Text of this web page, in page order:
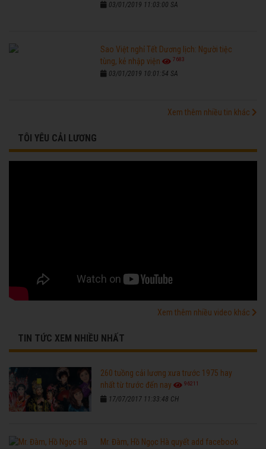
03/01/2019 11:03:00 SA
Sao Việt nghỉ Tết Dương lịch: Người tiệc
tùng, kẻ nhập viện
7683
03/01/2019 10:01:54 SA
Xem thêm nhiều tin khác
TÔI YÊU CẢI LƯƠNG
Xem thêm nhiều video khác
TIN TỨC XEM NHIỀU NHẤT
260 tuồng cải lương xưa trước 1975 hay
nhất từ trước đến nay
96211
17/07/2017 11:33:48 CH
Mr. Đàm, Hồ Ngọc Hà quyết add facebook